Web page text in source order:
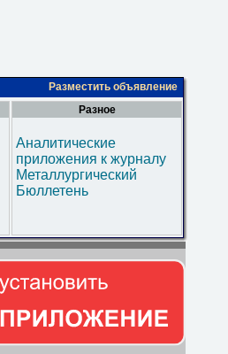
Разместить объявление
Разное
Аналитические
приложения к журналу
Металлургический
Бюллетень